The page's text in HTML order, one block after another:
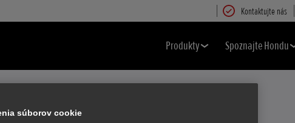
Kontaktujte nás
Produkty Spoznajte Hondu
súborov cookie